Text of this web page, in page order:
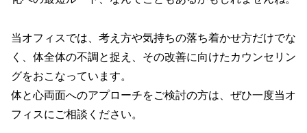
当オフィスでは、考え方や気持ちの落ち着かせ方だけでな
く、体全体の不調と捉え、その改善に向けたカウンセリン
グをおこなっています。
体と心両面へのアプローチをご検討の方は、ぜひ一度当オ
フィスにご相談ください。